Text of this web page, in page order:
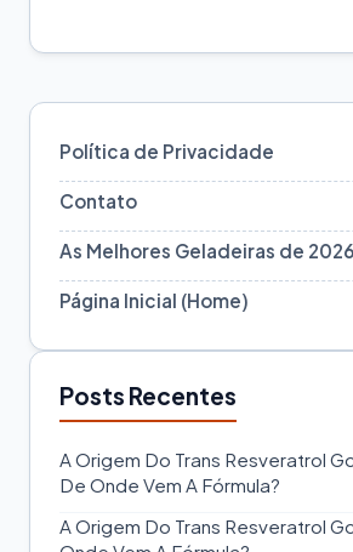
Política de Privacidade
Contato
As Melhores Geladeiras de 2026
Página Inicial (Home)
Posts Recentes
A Origem Do Trans Resveratrol
De Onde Vem A Fórmula?
A Origem Do Trans Resveratrol